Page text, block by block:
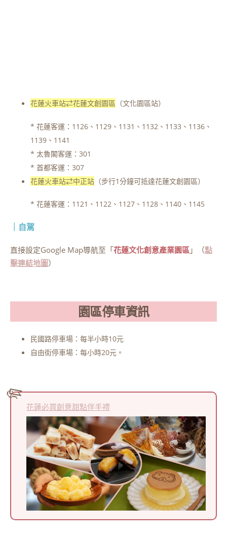
花蓮火車站⇄花蓮文創園區 （文化園區站）
* 花蓮客運：1126、1129、1131、1132、1133、1136、
1139、1141
* 太魯閣客運：301
* 首都客運：307
花蓮火車站⇄中正站 （步行1分鐘可抵達花蓮文創園區）
* 花蓮客運：1121、1122、1127、1128、1140、1145
｜自駕
直接設定Google Map導航至「花蓮文化創意產業園區 」（點
擊連結地圖）
園區停車資訊
民國路停車場：每半小時10元
自由街停車場：每小時20元。
花蓮必買創意甜點伴手禮